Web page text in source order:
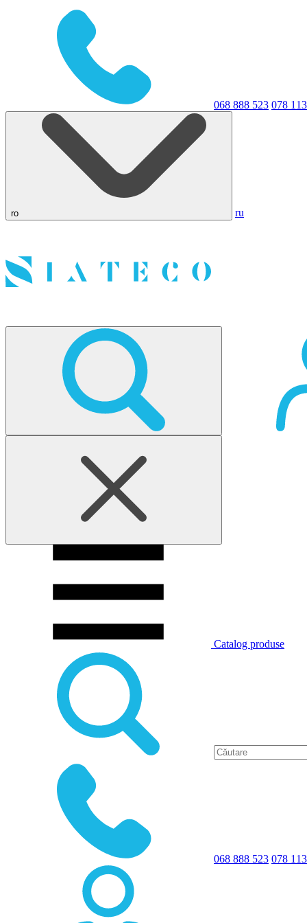
068 888 523 078
ro ru
Catalog produse
068 888 523 078